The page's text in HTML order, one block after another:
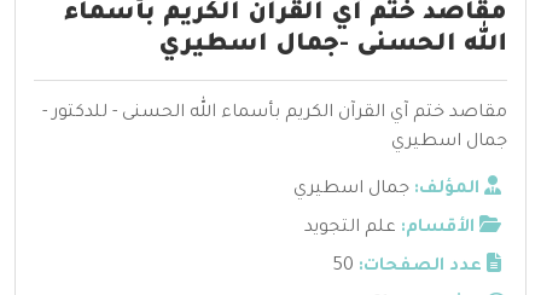
مقاصد ختم آي القرآن الكريم بأسماء
الله الحسنى -جمال اسطيري
مقاصد ختم آي القرآن الكريم بأسماء الله الحسنى - للدكتور -
جمال اسطيري
المؤلف: جمال اسطيري
الأقسام: علم التجويد
عدد الصفحات: 50